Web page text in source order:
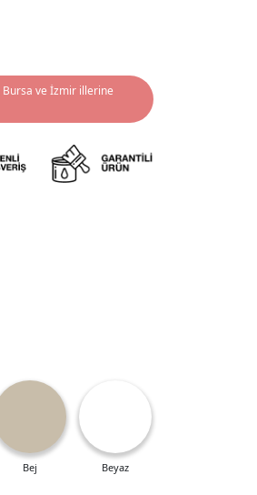
Bursa ve İzmir illerine
Bej Beyaz